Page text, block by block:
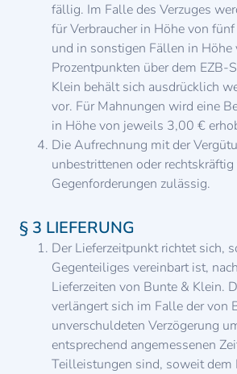
fällig. Im Falle des Verzuges
für Verbraucher in Höhe von
und in sonstigen Fällen in Höhe
Prozentpunkten über dem EZB-
Klein behält sich ausdrücklich
vor. Für Mahnungen wird eine
in Höhe von jeweils 3,00 €
Die Aufrechnung mit der
unbestrittenen oder
Gegenforderungen zulässig.
§ 3 LIEFERUNG
Der Lieferzeitpunkt richtet sich,
Gegenteiliges vereinbart ist,
Lieferzeiten von Bunte & Klein.
verlängert sich im Falle der von
unverschuldeten Verzögerung
entsprechend angemessenen
Teilleistungen sind, soweit dem